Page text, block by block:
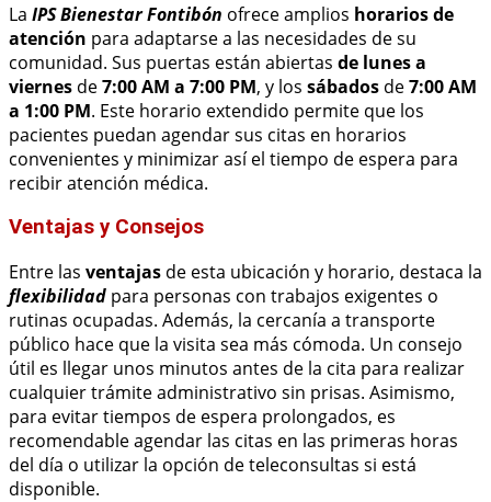
La IPS Bienestar Fontibón ofrece amplios horarios de
atención para adaptarse a las necesidades de su
comunidad. Sus puertas están abiertas de lunes a
viernes de7:00 AM a 7:00 PM, y los sábados de7:00 AM
a 1:00 PM. Este horario extendido permite que los
pacientes puedan agendar sus citas en horarios
convenientes y minimizar así el tiempo de espera para
recibir atención médica.
Ventajas y Consejos
Entre las ventajas de esta ubicación y horario, destaca la
flexibilidad para personas con trabajos exigentes o
rutinas ocupadas. Además, la cercanía a transporte
público hace que la visita sea más cómoda. Un consejo
útil es llegar unos minutos antes de la cita para realizar
cualquier trámite administrativo sin prisas. Asimismo,
para evitar tiempos de espera prolongados, es
recomendable agendar las citas en las primeras horas
del día o utilizar la opción de teleconsultas si está
disponible.